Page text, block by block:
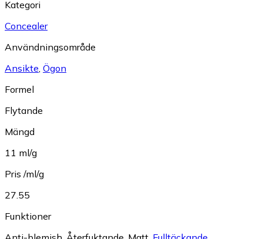
Kategori
Concealer
Användningsområde
Ansikte, Ögon
Formel
Flytande
Mängd
11 ml/g
Pris /ml/g
27.55
Funktioner